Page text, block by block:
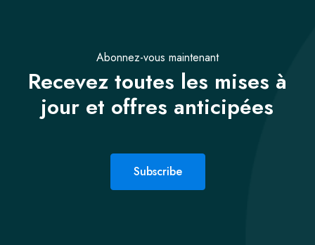
Abonnez-vous maintenant
Recevez toutes les mises à
jour et offres anticipées
Subscribe